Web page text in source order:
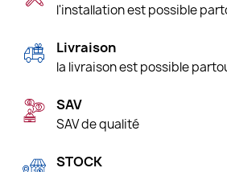
l'installation est possible
Livraison
la livraison est possible
SAV
SAV de qualité
STOCK